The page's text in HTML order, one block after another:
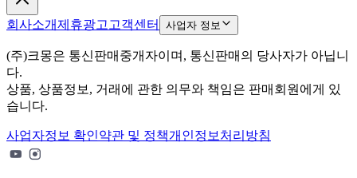
회사소개제휴광고 고객센터 사업자 정보
(주)크몽은 통신판매중개자이며, 통신판매의 당사자가 아닙니
다.
상품, 상품정보, 거래에 관한 의무와 책임은 판매회원에게 있
습니다.
사업자정보 확인약관 및 정책개인정보처리방침